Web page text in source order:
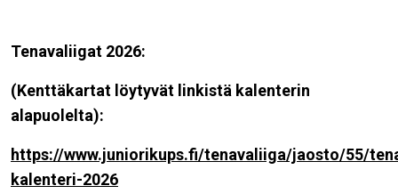
Tenavaliigat 2026:
(Kenttäkartat löytyvät linkistä kalenterin
alapuolelta):
https://www.juniorikups.fi/tenavaliiga/jaosto/55/
kalenteri-2026